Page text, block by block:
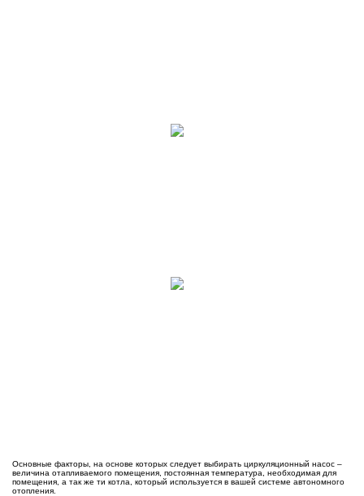
Основные факторы, на основе которых следует выбирать циркуляционный насос –
величина отапливаемого помещения, постоянная температура, необходимая для
помещения, а так же ти котла, который используется в вашей системе автономного
отопления.